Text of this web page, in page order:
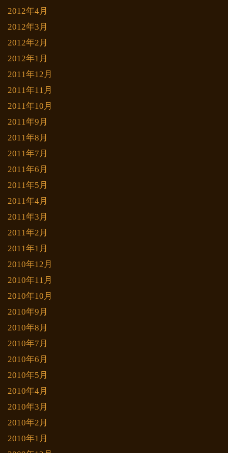
2012年4月
2012年3月
2012年2月
2012年1月
2011年12月
2011年11月
2011年10月
2011年9月
2011年8月
2011年7月
2011年6月
2011年5月
2011年4月
2011年3月
2011年2月
2011年1月
2010年12月
2010年11月
2010年10月
2010年9月
2010年8月
2010年7月
2010年6月
2010年5月
2010年4月
2010年3月
2010年2月
2010年1月